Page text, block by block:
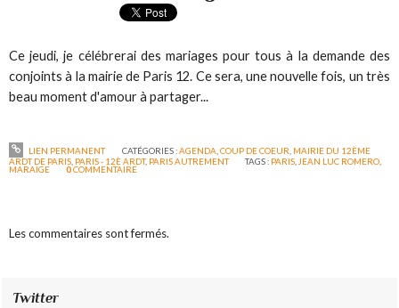
Ce jeudi, je célébrerai des mariages pour tous à la demande des
conjoints à la mairie de Paris 12. Ce sera, une nouvelle fois, un très
beau moment d'amour à partager...
LIEN PERMANENT CATÉGORIES :AGENDA COUP DE COEUR MAIRIE DU 12ÈME
ARDT DE PARIS PARIS - 12È ARDT, PARIS AUTREMENT TAGS : PARIS JEAN LUC ROMERO
MARAIGE 0COMMENTAIRE
Les commentaires sont fermés.
Twitter